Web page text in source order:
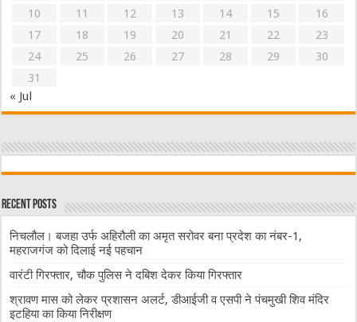
10
11 12 13 14 15
16
17
18 19 20 21 22
23
24
25 26 27 28 29
30
31
« Jul
Recent Posts
निचलौल। बजहा उर्फ अहिरौली का अमृत सरोवर बना प्रदेश का नंबर-1,
महराजगंज को दिलाई नई पहचान
वारंटी गिरफ्तार, चौक पुलिस ने दबिश देकर किया गिरफ्तार
श्रावण मास को लेकर प्रशासन अलर्ट, डीआईजी व एसपी ने पंचमुखी शिव मंदिर
इटहिया का किया निरीक्षण